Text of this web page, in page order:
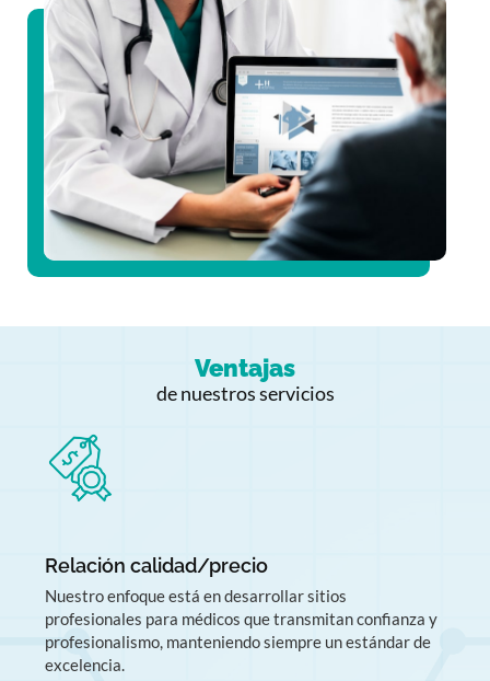
Ventajas
de nuestros servicios
Relación calidad/precio
Nuestro enfoque está en desarrollar sitios
profesionales para médicos que transmitan confianza y
profesionalismo, manteniendo siempre un estándar de
excelencia.